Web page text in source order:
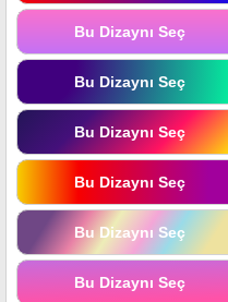
Bu Dizaynı Seç
Bu Dizaynı Seç
Bu Dizaynı Seç
Bu Dizaynı Seç
Bu Dizaynı Seç
Bu Dizaynı Seç